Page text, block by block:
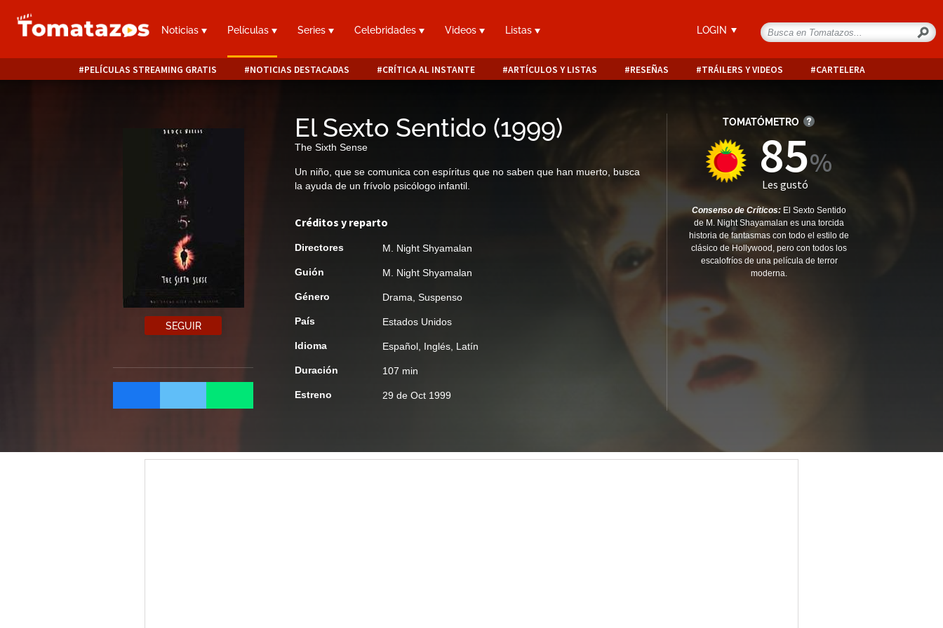
Noticias Películas Series Celebridades Videos Listas LOGIN
PELÍCULAS STREAMING GRATIS NOTICIAS DESTACADAS CRÍTICA AL INSTANTE ARTÍCULOS Y LISTAS RESEÑAS TRÁILERS Y VIDEOS CARTELERA
SEGUIR
El Sexto Sentido (1999)
The Sixth Sense
Un niño, que se comunica con espíritus que no saben que han muerto, busca
la ayuda de un frívolo psicólogo infantil.
Créditos y reparto
Directores M. Night Shyamalan
Guión M. Night Shyamalan
Género Drama Suspenso
País Estados Unidos
Idioma Español, Inglés, Latín
Duración 107 min
Estreno 29 de Oct 1999
TOMATÓMETRO
85
Les gustó
Consenso de Críticos: El Sexto Sentido
de M. Night Shayamalan es una torcida
historia de fantasmas con todo el estilo de
clásico de Hollywood, pero con todos los
escalofríos de una película de terror
moderna.